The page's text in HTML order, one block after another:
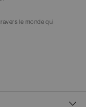
le monde qui